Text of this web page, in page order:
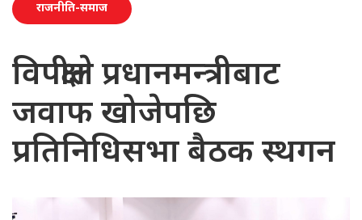
राजनीति-समाज
विपक्षीले प्रधानमन्त्रीबाट
जवाफ खोजेपछि
प्रतिनिधिसभा बैठक स्थगन